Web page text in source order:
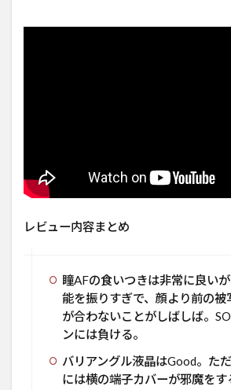
レビュー内容まとめ
瞳AFの食いつきは非常に良い
能を振りすぎで、顔より前の被
が合わないことがしばしば。
ンには負ける。
バリアングル液晶はGood。た
には横の端子カバーが邪魔をす